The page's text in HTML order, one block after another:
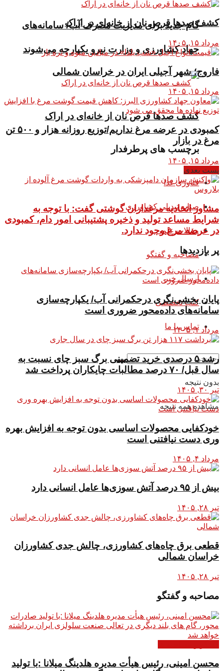
گام جدید برای مدیریت مصرف آب/ سامانه‌های
جهاد کشاورزی و وزارت نیرو یکپارچه می‌شوند
کشف صدها قرص نان از خانه‌ای در اراک
برچسب های پرطرفدار
فناوری غذا
صنایع تبدیلی کشاورزی
مقالات علمی
مصاحبه و گفتگو
ارسال خبر
کتب تخصصی
تماس با ما
بدون نتیجه
مشاهده همه نتیجه
کشف صدها قرص نان از خانه‌ای در اراک
مرداد ۱۵, ۱۴۰۵
فاروج؛ شهر آجیلی ایران در خراسان شمالی
مرداد ۱۵, ۱۴۰۵
کمبودی در عرضه مرغ نداریم/توزیع روزانه هزار و ۵۰۰ تن
مرغ در بازار
مرداد ۱۵, ۱۴۰۵
پست بعدی
مشاور اتحادیه مرغداران گوشتی گفت: با توجه به
شرایط مساعد تولید و ذخیره پشتیبانی امور دام، کمبودی
در عرضه مرغ وجود ندارد.
پر بازدیدها
پایان بخشی‌نگری درحکمرانی آب/ یکپارچه‌سازی
سامانه‌های داده‌محور ضروری است
مرداد ۱, ۱۴۰۵
رشد ۵ درصدی خرید تضمینی برگ سبز چای نسبت به
سال قبل/ ۷۰ درصد مطالبات چایکاران پرداخت شد
تیر ۳۰, ۱۴۰۵
خودکفایی محصولات اساسی بدون توجه به افزایش بهره
وری دست نیافتنی است
مرداد ۴, ۱۴۰۵
بیش از ۹۵ درصد آتش سوزی‌ها عامل انسانی دارد
تیر ۲۸, ۱۴۰۵
قطعی برق چاه‌های کشاورزی، چالش جدی کشاورزان
خراسان شمالی
تیر ۲۸, ۱۴۰۵
مصاحبه و گفتگو
محسن امینی، رئیس هیأت مدیره هلدینگ میلانا :با تولید